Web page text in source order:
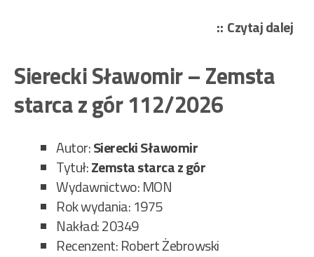
Czytaj dalej
Sierecki Sławomir – Zemsta
starca z gór 112/2026
Autor:Sierecki Sławomir
Tytuł:Zemsta starca z gór
Wydawnictwo: MON
Rok wydania: 1975
Nakład: 20349
Recenzent: Robert Żebrowski